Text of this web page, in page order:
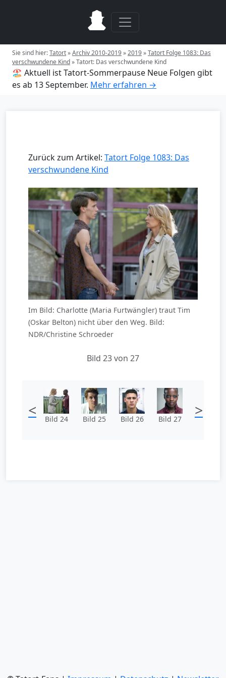
Sie sind hier:Tatort»Archiv 2010-2019»2019»Tatort Folge 1083: Das
verschwundene Kind»Tatort: Das verschwundene Kind
🏖️ Aktuell ist Tatort-Sommerpause Neue Folgen gibt
es ab 13 September. Mehr erfahren →
Zurück zum Artikel: Tatort Folge 1083: Das
verschwundene Kind
Im Bild: Charlotte (Maria Furtwängler) traut Tim
(Oskar Belton) nicht über den Weg. Bild:
NDR/Christine Schroeder
Bild 23 von 27
< Bild 24 Bild 25 Bild 26 Bild 27 >